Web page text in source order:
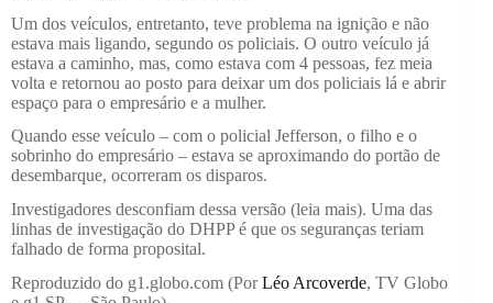
Um dos veículos, entretanto, teve problema na ignição e não
estava mais ligando, segundo os policiais. O outro veículo já
estava a caminho, mas, como estava com 4 pessoas, fez meia
volta e retornou ao posto para deixar um dos policiais lá e abrir
espaço para o empresário e a mulher.
Quando esse veículo – com o policial Jefferson, o filho e o
sobrinho do empresário – estava se aproximando do portão de
desembarque, ocorreram os disparos.
Investigadores desconfiam dessa versão (leia mais). Uma das
linhas de investigação do DHPP é que os seguranças teriam
falhado de forma proposital.
Reproduzido do g1.globo.com (PorLéo Arcoverde, TV Globo